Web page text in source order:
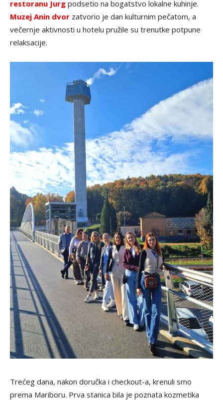
restoranu Jurg podsetio na bogatstvo lokalne kuhinje.
Muzej Anin dvor zatvorio je dan kulturnim pečatom, a
večernje aktivnosti u hotelu pružile su trenutke potpune
relaksacije.
Trećeg dana, nakon doručka i checkout-a, krenuli smo
prema Mariboru. Prva stanica bila je poznata kozmetika